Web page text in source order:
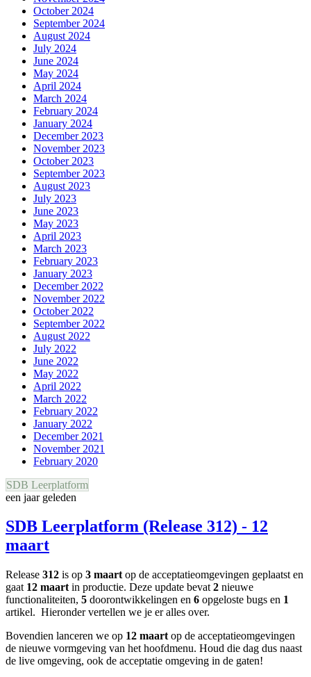
October 2024
September 2024
August 2024
July 2024
June 2024
May 2024
April 2024
March 2024
February 2024
January 2024
December 2023
November 2023
October 2023
September 2023
August 2023
July 2023
June 2023
May 2023
April 2023
March 2023
February 2023
January 2023
December 2022
November 2022
October 2022
September 2022
August 2022
July 2022
June 2022
May 2022
April 2022
March 2022
February 2022
January 2022
December 2021
November 2021
February 2020
SDB Leerplatform
een jaar geleden
SDB Leerplatform (Release 312) - 12
maart
Release 312 is op 3 maart op de acceptatieomgevingen geplaatst en
gaat 12 maart in productie. Deze update bevat 2 nieuwe
functionaliteiten, 5 doorontwikkelingen en 6 opgeloste bugs en 1
artikel. Hieronder vertellen we je er alles over.
Bovendien lanceren we op 12 maart op de acceptatieomgevingen
de nieuwe vormgeving van het hoofdmenu. Houd die dag dus naast
de live omgeving, ook de acceptatie omgeving in de gaten!